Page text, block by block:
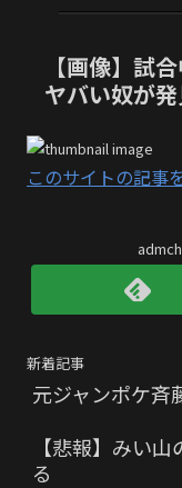
【画像】試
ヤバい奴が
このサイトの記事
新着記事
元ジャンポケ斉
【悲報】みい
る